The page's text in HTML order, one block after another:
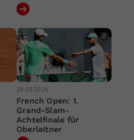
29.05.2026
French Open: 1.
Grand-Slam-
Achtelfinale für
Oberleitner